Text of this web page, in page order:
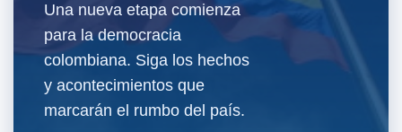
Una nueva etapa comienza
para la democracia
colombiana. Siga los hechos
y acontecimientos que
marcarán el rumbo del país.